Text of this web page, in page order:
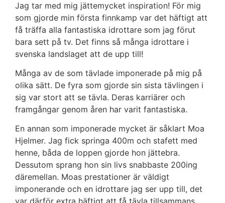
Jag tar med mig jättemycket inspiration! För mig
som gjorde min första finnkamp var det häftigt att
få träffa alla fantastiska idrottare som jag förut
bara sett på tv. Det finns så många idrottare i
svenska landslaget att de upp till!
Många av de som tävlade imponerade på mig på
olika sätt. De fyra som gjorde sin sista tävlingen i
sig var stort att se tävla. Deras karriärer och
framgångar genom åren har varit fantastiska.
En annan som imponerade mycket är såklart Moa
Hjelmer. Jag fick springa 400m och stafett med
henne, båda de loppen gjorde hon jättebra.
Dessutom sprang hon sin livs snabbaste 200ing
däremellan. Moas prestationer är väldigt
imponerande och en idrottare jag ser upp till, det